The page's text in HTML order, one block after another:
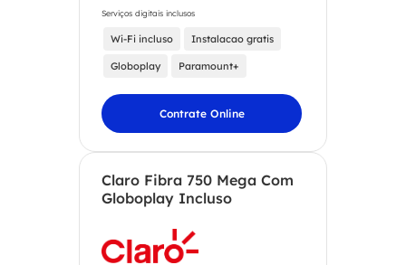
Serviços digitais inclusos
Wi-Fi incluso Instalacao gratis
Globoplay Paramount+
Contrate Online
Claro Fibra 750 Mega Com
Globoplay Incluso